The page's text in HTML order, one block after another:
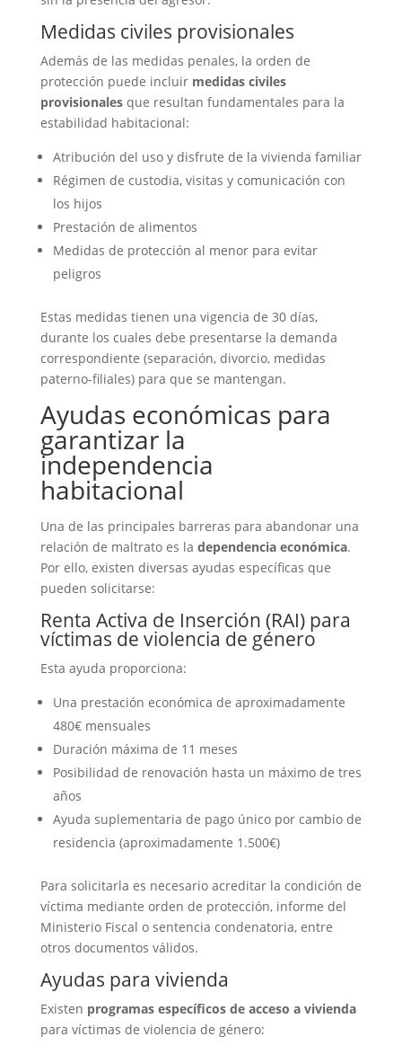
Medidas civiles provisionales
Además de las medidas penales, la orden de
protección puede incluir medidas civiles
provisionalesque resultan fundamentales para la
estabilidad habitacional:
Atribución del uso y disfrute de la vivienda familiar
Régimen de custodia, visitas y comunicación con
los hijos
Prestación de alimentos
Medidas de protección al menor para evitar
peligros
Estas medidas tienen una vigencia de 30 días,
durante los cuales debe presentarse la demanda
correspondiente (separación, divorcio, medidas
paterno-filiales) para que se mantengan.
Ayudas económicas para
garantizar la
independencia
habitacional
Una de las principales barreras para abandonar una
relación de maltrato es la dependencia económica.
Por ello, existen diversas ayudas específicas que
pueden solicitarse:
Renta Activa de Inserción (RAI) para
víctimas de violencia de género
Esta ayuda proporciona:
Una prestación económica de aproximadamente
480€ mensuales
Duración máxima de 11 meses
Posibilidad de renovación hasta un máximo de tres
años
Ayuda suplementaria de pago único por cambio de
residencia (aproximadamente 1.500€)
Para solicitarla es necesario acreditar la condición de
víctima mediante orden de protección, informe del
Ministerio Fiscal o sentencia condenatoria, entre
otros documentos válidos.
Ayudas para vivienda
Existen programas específicos de acceso a vivienda
para víctimas de violencia de género: